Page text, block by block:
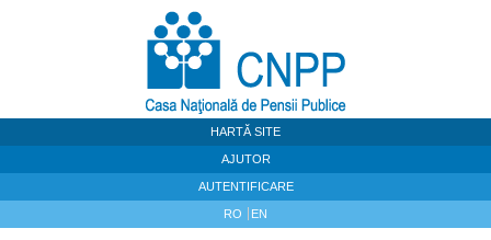
HARTĂ SITE
AJUTOR
AUTENTIFICARE
RO EN